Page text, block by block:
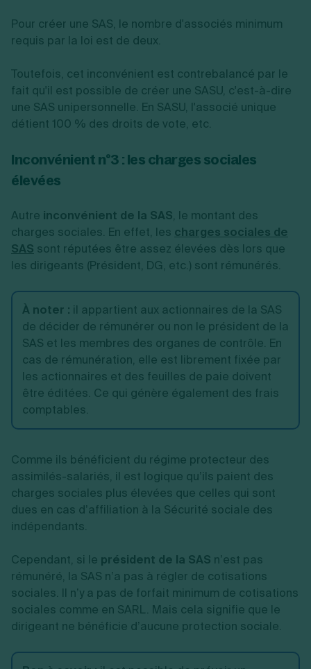
Pour créer une SAS, le nombre d'associés minimum
requis par la loi est de deux.
Toutefois, cet inconvénient est contrebalancé par le
fait qu'il est possible de créer une SASU, c'est-à-dire
une SAS unipersonnelle. En SASU, l'associé unique
détient 100 % des droits de vote, etc.
Inconvénient n°3 : les charges sociales
élevées
Autre inconvénient de la SAS, le montant des
charges sociales. En effet, les charges sociales de
SAS sont réputées être assez élevées dès lors que
les dirigeants (Président, DG, etc.) sont rémunérés.
À noter : il appartient aux actionnaires de la SAS
de décider de rémunérer ou non le président de la
SAS et les membres des organes de contrôle. En
cas de rémunération, elle est librement fixée par
les actionnaires et des feuilles de paie doivent
être éditées. Ce qui génère également des frais
comptables.
Comme ils bénéficient du régime protecteur des
assimilés-salariés, il est logique qu’ils paient des
charges sociales plus élevées que celles qui sont
dues en cas d’affiliation à la Sécurité sociale des
indépendants.
Cependant, si le président de la SAS n’est pas
rémunéré, la SAS n’a pas à régler de cotisations
sociales. Il n’y a pas de forfait minimum de cotisations
sociales comme en SARL. Mais cela signifie que le
dirigeant ne bénéficie d’aucune protection sociale.